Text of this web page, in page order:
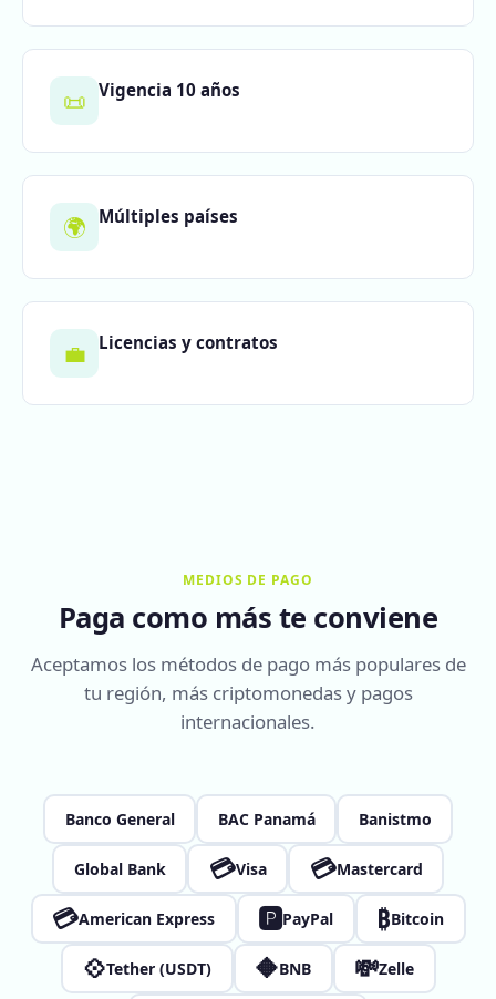
📜 Vigencia 10 años
🌍 Múltiples países
💼 Licencias y contratos
MEDIOS DE PAGO
Paga como más te conviene
Aceptamos los métodos de pago más populares de
tu región, más criptomonedas y pagos
internacionales.
Banco General BAC Panamá Banistmo
Global Bank 💳Visa 💳Mastercard
💳American Express 🅿PayPal ₿Bitcoin
💠Tether (USDT) 🔶BNB 💸Zelle